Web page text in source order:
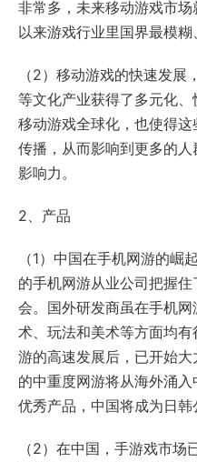
非常多，未来移动游戏市
以来游戏行业里国界最模糊
（2）移动游戏的快速发
等文化产业获得了多元化
移动游戏全球化，也使得
传播，从而影响到更多的
影响力。
2、产品
（1）中国在手机网游的崛
的手机网游从业公司把握
会。国外研发商虽在手机
术、玩法和美术等方面均
游的高速发展后，已开始
的中重度网游将从海外涌
优秀产品，中国将成为日韩
（2）在中国，手游戏市